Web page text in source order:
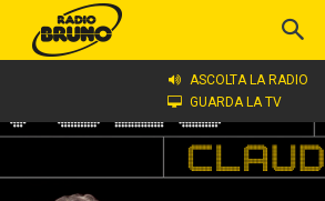
ASCOLTA LA RADIO
GUARDA LA TV